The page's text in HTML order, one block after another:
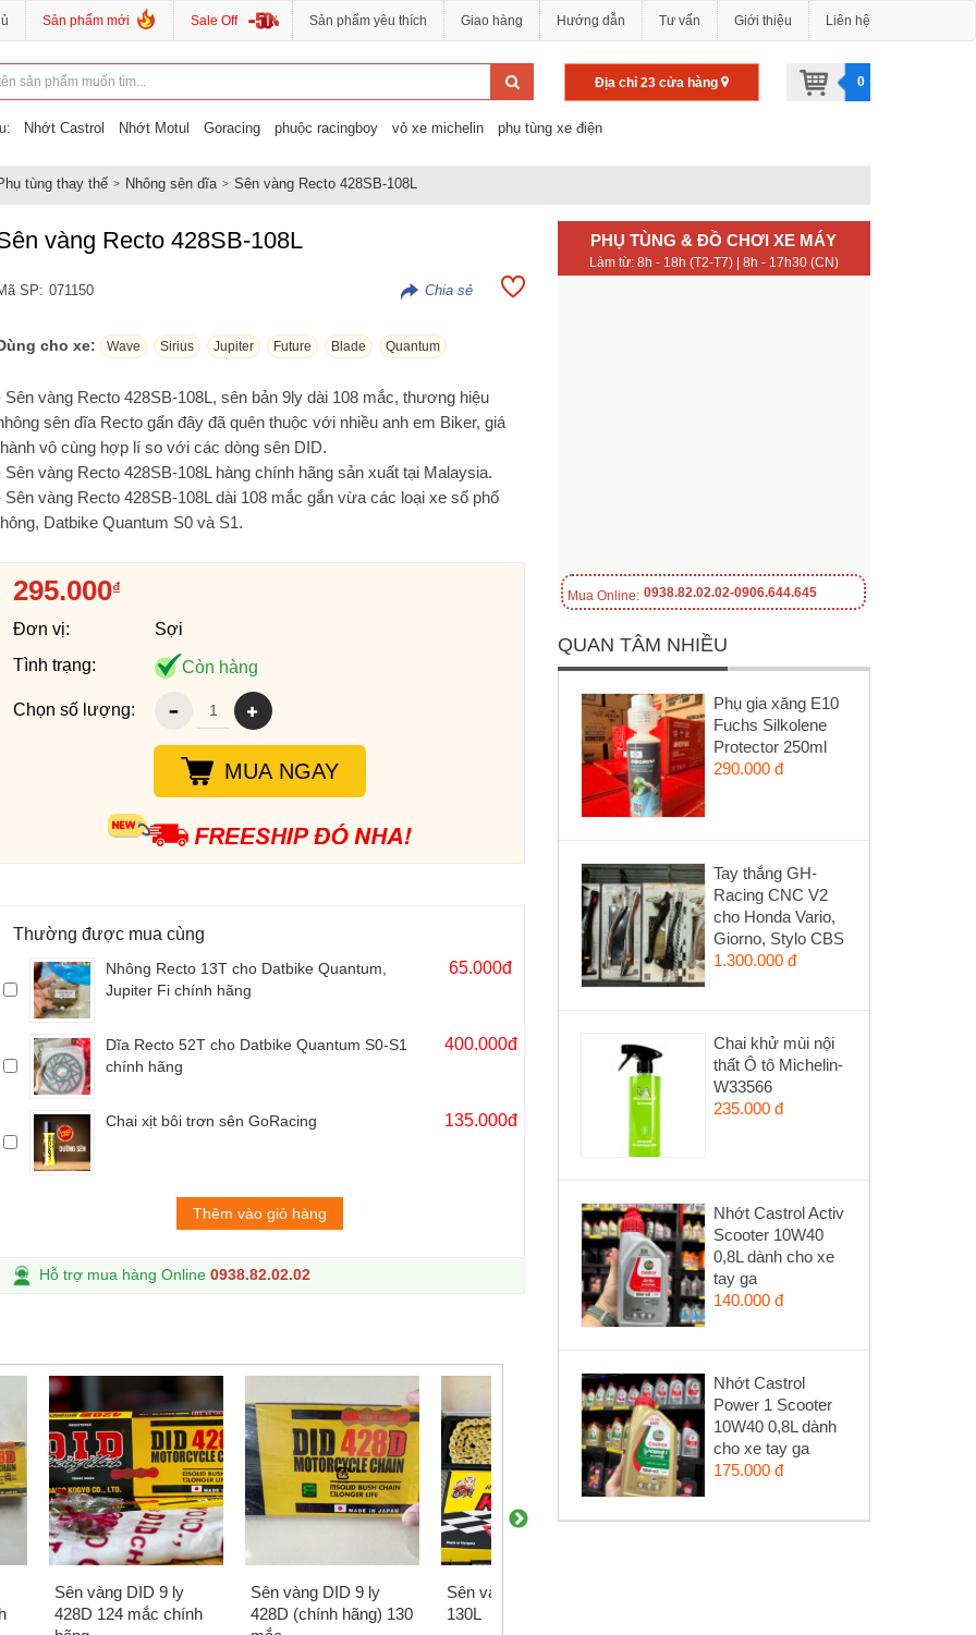
Sản phẩm mới Sale Off Sản phẩm yêu thích Giao hàng Hướng dẫn Tư vấn Giới thiệu Liên hệ
Nhớt Castrol Nhớt Motul Goracing phuộc racingboy vỏ xe michelin phụ tùng xe điện
Địa chỉ 23 cửa hàng 0
tùng thay thế Nhông sên dĩa Sên vàng Recto 428SB-108L
vàng Recto 428SB-108L
SP: 071150
cho xe: Wave Sirius Jupiter Future Blade Quantum
Sên vàng Recto 428SB-108L, sên bản 9ly dài 108 mắc, thương hiệu
sên dĩa Recto gẩn đây đã quên thuộc với nhiều anh em Biker, giá
vô cùng hợp lí so với các dòng sên DID.
Sên vàng Recto 428SB-108L hàng chính hãng sản xuất tại Malaysia.
Sên vàng Recto 428SB-108L dài 108 mắc gắn vừa các loại xe số phổ
Datbike Quantum S0 và S1.
295.000₫
Đơn vị:
Sợi
Tình trạng:
Còn hàng
Chọn số lượng:
MUA NGAY
Thường được mua cùng
Nhông Recto 13T cho Datbike Quantum,
Jupiter Fi chính hãng
65.000đ
Dĩa Recto 52T cho Datbike Quantum S0-S1
chính hãng
400.000đ
Chai xịt bôi trơn sên GoRacing 135.000đ
Thêm vào giỏ hàng
Hỗ trợ mua hàng Online 0938.82.02.02
Sên vàng DID 9 ly
428D 124 mắc chính
Sên vàng DID 9 ly
428D (chính hãng) 130
Sên vàng Kozi 428H-
130L
PHỤ TÙNG & ĐỒ CHƠI XE MÁY
Làm từ: 8h - 18h (T2-T7) | 8h - 17h30 (CN)
Mua Online: 0938.82.02.02-0906.644.645
QUAN TÂM NHIỀU
Phụ gia xăng E10
Fuchs Silkolene
Protector 250ml
290.000 đ
Tay thắng GH-
Racing CNC V2
cho Honda Vario,
Giorno, Stylo CBS
1.300.000 đ
Chai khử mùi nội
thất Ô tô Michelin-
W33566
235.000 đ
Nhớt Castrol Activ
Scooter 10W40
0,8L dành cho xe
tay ga
140.000 đ
Nhớt Castrol
Power 1 Scooter
10W40 0,8L dành
cho xe tay ga
175.000 đ